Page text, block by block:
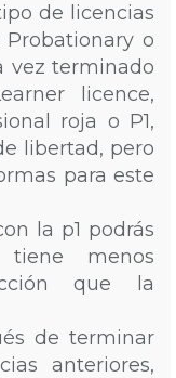
de licencias
Probationary o
vez terminado
licence,
roja o P1,
libertad, pero
para este
la p1 podrás
menos
que la
de terminar
anteriores,